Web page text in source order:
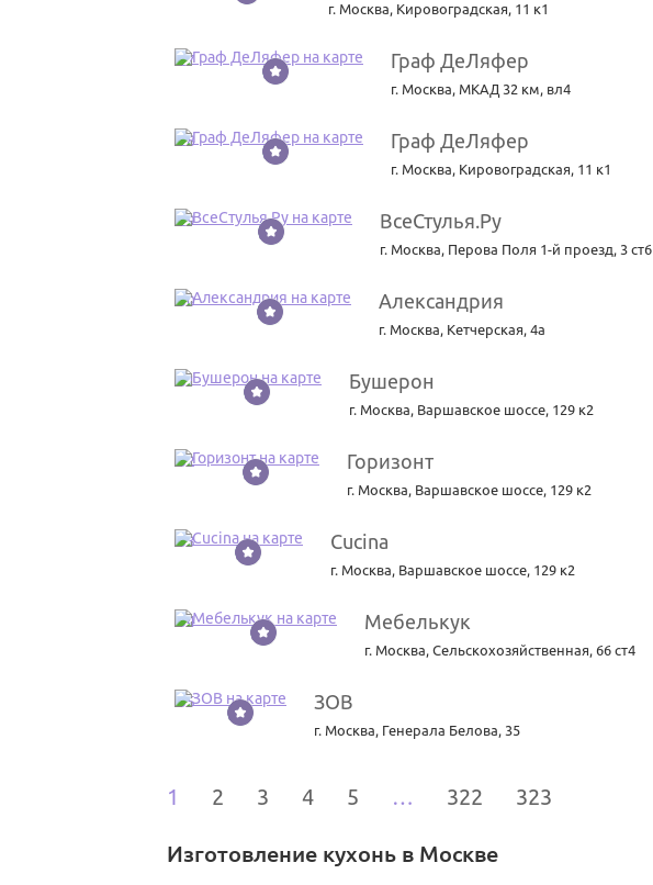
г. Москва, Кировоградская, 11 к1
27 Граф ДеЛяфер
г. Москва, МКАД 32 км, вл4
28 Граф ДеЛяфер
г. Москва, Кировоградская, 11 к1
29 ВсеСтулья.Ру
г. Москва, Перова Поля 1-й проезд, 3 ст6
30 Александрия
г. Москва, Кетчерская, 4а
31 Бушерон
г. Москва, Варшавское шоссе, 129 к2
32 Горизонт
г. Москва, Варшавское шоссе, 129 к2
33 Cucina
г. Москва, Варшавское шоссе, 129 к2
34 Мебелькук
г. Москва, Сельскохозяйственная, 66 ст4
35 ЗОВ
г. Москва, Генерала Белова, 35
1 2 3 4 5 … 322 323
Изготовление кухонь в Москве